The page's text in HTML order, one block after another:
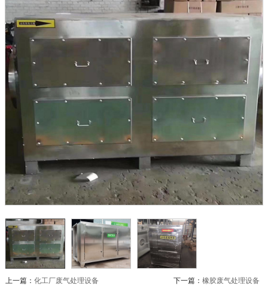
上一篇： 化工厂废气处理设备 下一篇：橡胶废气处理设备